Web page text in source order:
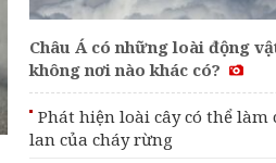
Châu Á có những loài động
không nơi nào khác có?
Phát hiện loài cây có thể làm
lan của cháy rừng